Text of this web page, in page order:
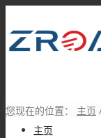
主页
您现在的位置： 主页